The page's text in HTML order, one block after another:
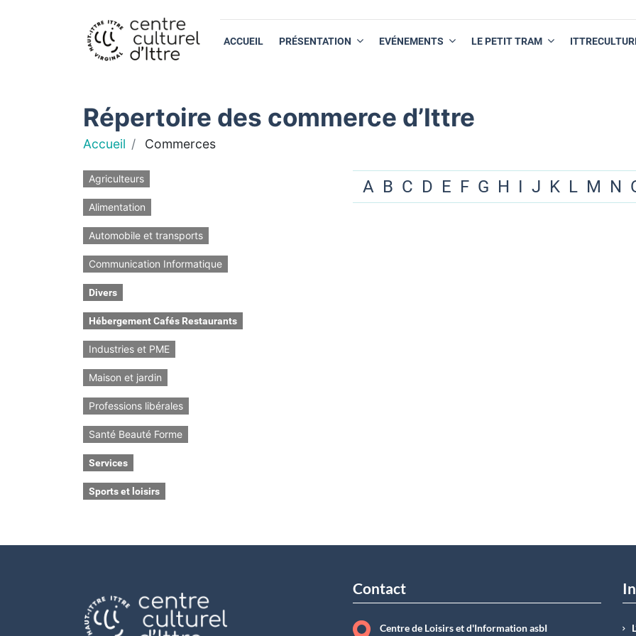
ACCUEIL PRÉSENTATION EVÉNEMENTS LE PETIT TRAM
Répertoire des commerce d’Ittre
Accueil Commerces
Agriculteurs
Alimentation
Automobile et transports
Communication Informatique
Divers
Hébergement Cafés Restaurants
Industries et PME
Maison et jardin
Professions libérales
Santé Beauté Forme
Services
Sports et loisirs
A B C D E F G H I J K L M N
Contact
Centre de Loisirs et d'Information asbI